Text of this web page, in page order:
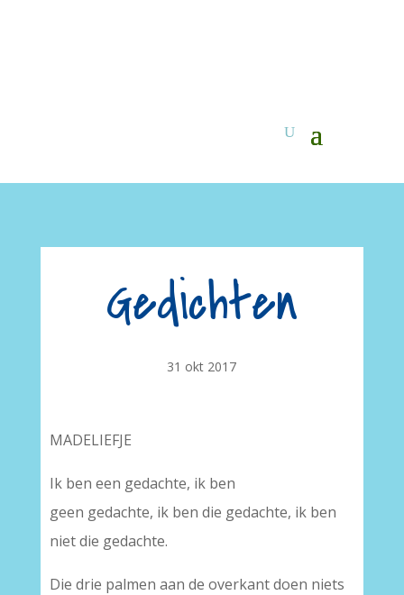
Gedichten
31 okt 2017
MADELIEFJE
Ik ben een gedachte, ik ben
geen gedachte, ik ben die gedachte, ik ben
niet die gedachte.
Die drie palmen aan de overkant doen niets